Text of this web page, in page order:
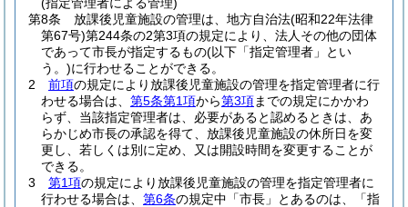
第8条
放課後児童施設の管理は、地方自治法(昭和22年法律
第67号)第244条の2第3項の規定により、法人その他の団体
であって市長が指定するもの(以下「指定管理者」とい
う。)に行わせることができる。
2
前項の規定により放課後児童施設の管理を指定管理者に行
わせる場合は、 第5条第1項から第3項までの規定にかかわ
らず、当該指定管理者は、必要があると認めるときは、あ
らかじめ市長の承認を得て、放課後児童施設の休所日を変
更し、若しくは別に定め、又は開設時間を変更することが
できる。
3
第1項の規定により放課後児童施設の管理を指定管理者に
行わせる場合は、 第6条の規定中「市長」とあるのは、「指